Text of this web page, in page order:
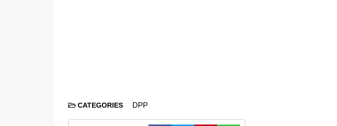
CATEGORIES DPP